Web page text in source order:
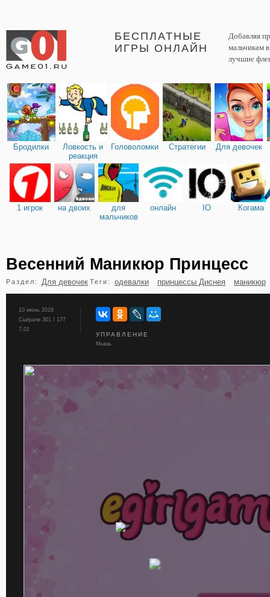
БЕСПЛАТНЫЕ
ИГРЫ ОНЛАЙН
Добавляя
мальчикам
лучшие
Бродилки
Ловкость и
реакция
Головоломки Стратегии Для девочек
1 игрок на двоих
для
мальчиков
онлайн IO Когама
бильярд карты
Весенний Маникюр Принцесс
Раздел: Для девочек Теги: одевалки принцессы Диснея маникюр
10 июнь 2018
Сыграли 301 / 177
7,01
УПРАВЛЕНИЕ
Мышь.